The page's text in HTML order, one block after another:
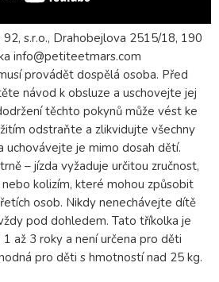
s.r.o., Drahobejlova 2515/18, 190
info@petiteetmars.com
provádět dospělá osoba. Před
návod k obsluze a uschovejte jej
těchto pokynů může vést ke
odstraňte a zlikvidujte všechny
uchovávejte je mimo dosah dětí.
– jízda vyžaduje určitou zručnost,
kolizím, které mohou způsobit
osob. Nikdy nenechávejte dítě
pod dohledem. Tato tříkolka je
až 3 roky a není určena pro děti
pro děti s hmotností nad 25 kg.